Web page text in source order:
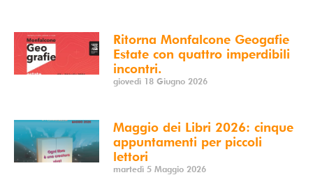
Ritorna Monfalcone Geogafie
Estate con quattro imperdibili
incontri.
giovedì 18 Giugno 2026
Maggio dei Libri 2026: cinque
appuntamenti per piccoli
lettori
martedì 5 Maggio 2026